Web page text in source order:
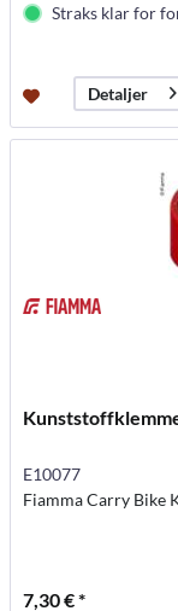
Straks klar for
Detaljer
E10077
Fiamma Carry Bike
7,30 € *